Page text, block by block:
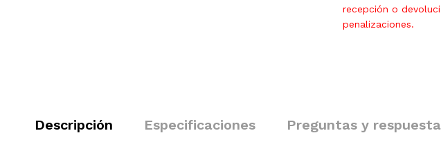
recepción o
penalizaciones.
Descripción Especificaciones Preguntas y